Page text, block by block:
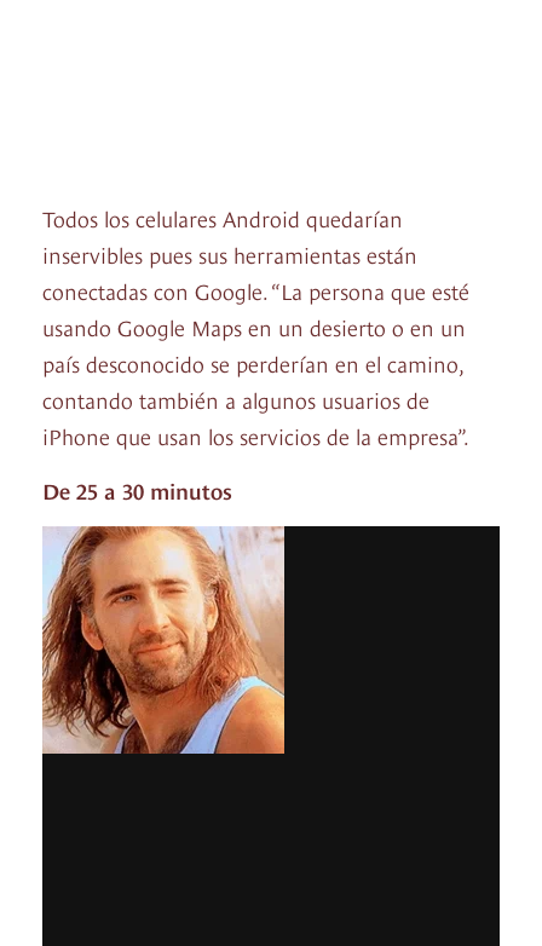
Todos los celulares Android quedarían
inservibles pues sus herramientas están
conectadas con Google. “La persona que esté
usando Google Maps en un desierto o en un
país desconocido se perderían en el camino,
contando también a algunos usuarios de
iPhone que usan los servicios de la empresa”.
De 25 a 30 minutos